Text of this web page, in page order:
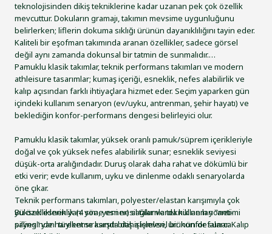
teknolojisinden dikiş tekniklerine kadar uzanan pek çok özellik
mevcuttur. Dokuların gramajı, takımın mevsime uygunluğunu
belirlerken; liflerin dokuma sıklığı ürünün dayanıklılığını tayin eder.
Kaliteli bir eşofman takımında aranan özellikler, sadece görsel
değil aynı zamanda dokunsal bir tatmin de sunmalıdır.
Pamuklu klasik takımlar, teknik performans takımları ve modern
athleisure tasarımlar; kumaş içeriği, esneklik, nefes alabilirlik ve
kalıp açısından farklı ihtiyaçlara hizmet eder. Seçim yaparken gün
içindeki kullanım senaryon (ev/uyku, antrenman, şehir hayatı) ve
beklediğin konfor-performans dengesi belirleyici olur.
Pamuklu klasik takımlar, yüksek oranlı pamuk/süprem içerikleriyle
doğal ve çok yüksek nefes alabilirlik sunar; esneklik seviyesi
düşük-orta aralığındadır. Duruş olarak daha rahat ve dökümlü bir
etki verir; evde kullanım, uyku ve dinlenme odaklı senaryolarda
öne çıkar.
Teknik performans takımları, polyester/elastan karışımıyla çok
yüksek esneklik (4 yöne esner) sağlar ve teknik nem yönetimi
sayesinde hareket sırasında daha işlevsel bir konfor sunar. Kalıp
Bu özelliklerin yanı sıra, yeni nesil takımlarda kullanılan "anti-
pilling" yani tüylenme karşıtı bitiş işlemleri, ürünün defalarca